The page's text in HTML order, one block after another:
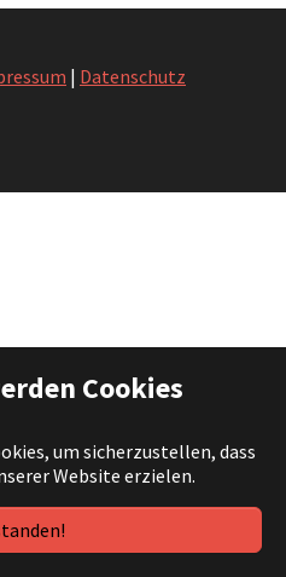
Cookies
um sicherzustellen, dass
Website erzielen.
| Datenschutz